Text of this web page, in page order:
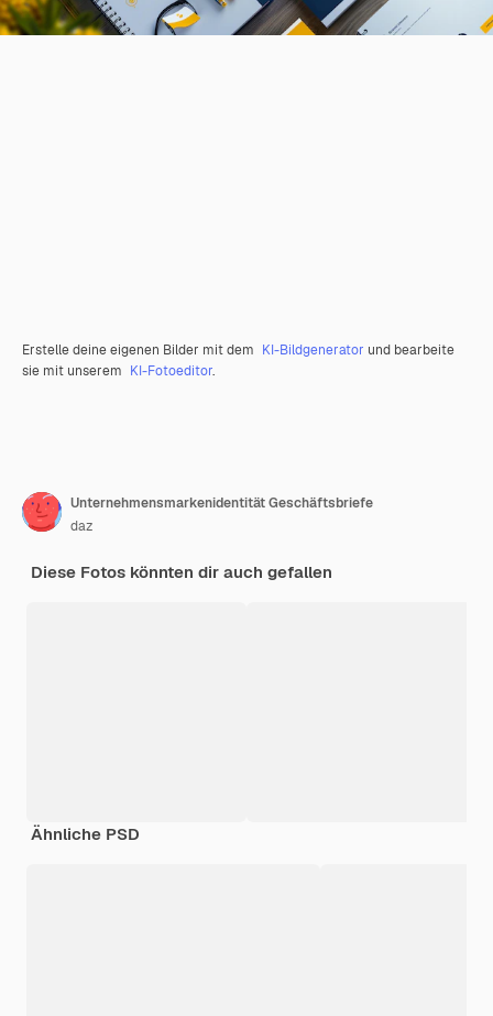
Erstelle deine eigenen Bilder mit dem KI-Bildgenerator und bearbeite
sie mit unserem KI-Fotoeditor.
Unternehmensmarkenidentität Geschäftsbriefe
daz
Diese Fotos könnten dir auch gefallen
Ähnliche PSD